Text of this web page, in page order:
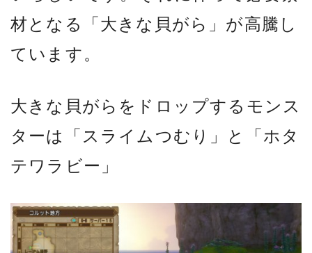
材となる「大きな貝がら」が高騰し
ています。
大きな貝がらをドロップするモンス
ターは「スライムつむり」と「ホタ
テワラビー」